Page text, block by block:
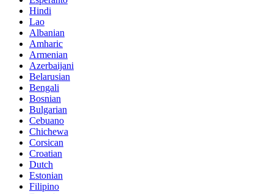
Hindi
Lao
Albanian
Amharic
Armenian
Azerbaijani
Belarusian
Bengali
Bosnian
Bulgarian
Cebuano
Chichewa
Corsican
Croatian
Dutch
Estonian
Filipino